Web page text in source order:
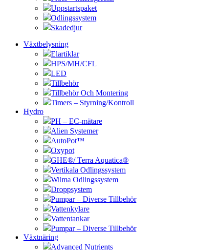
Uppstartspaket
Odlingssystem
Skadedjur
Växtbelysning
Elartiklar
HPS/MH/CFL
LED
Tillbehör
Tillbehör Och Montering
Timers – Styrning/Kontroll
Hydro
PH – EC-mätare
Alien Systemer
AutoPot™
Oxypot
GHE®/ Terra Aquatica®
Vertikala Odlingssystem
Wilma Odlingssystem
Droppsystem
Pumpar – Diverse Tillbehör
Vattenkylare
Vattentankar
Pumpar – Diverse Tillbehör
Växtnäring
Advanced Nutrients